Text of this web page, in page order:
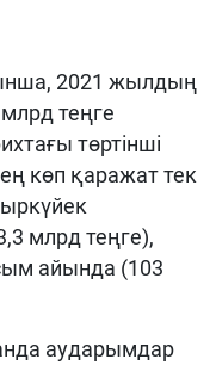
2021 жылдың
теңге
төртінші
көп қаражат тек
млрд теңге),
айында (103
аударымдар